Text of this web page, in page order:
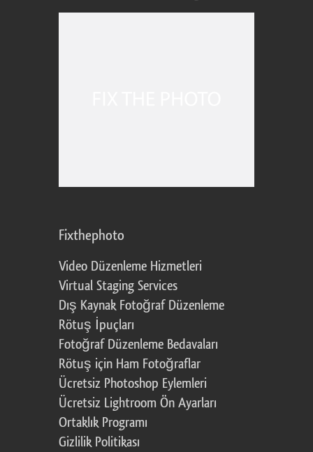
Fixthephoto
Video Düzenleme Hizmetleri
Virtual Staging Services
Dış Kaynak Fotoğraf Düzenleme
Rötuş İpuçları
Fotoğraf Düzenleme Bedavaları
Rötuş için Ham Fotoğraflar
Ücretsiz Photoshop Eylemleri
Ücretsiz Lightroom Ön Ayarları
Ortaklık Programı
Gizlilik Politikası